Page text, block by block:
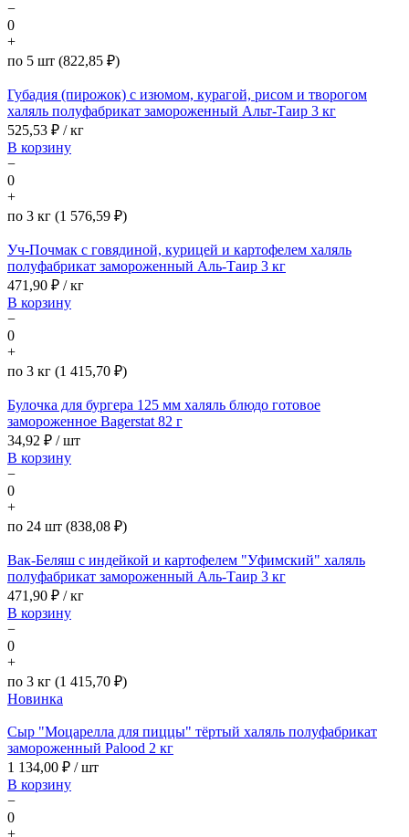
−
0
+
по 5 шт (822,85 ₽)
Губадия (пирожок) с изюмом, курагой, рисом и творогом
халяль полуфабрикат замороженный Альт-Таир 3 кг
525,53 ₽ / кг
В корзину
−
0
+
по 3 кг (1 576,59 ₽)
Уч-Почмак с говядиной, курицей и картофелем халяль
полуфабрикат замороженный Аль-Таир 3 кг
471,90 ₽ / кг
В корзину
−
0
+
по 3 кг (1 415,70 ₽)
Булочка для бургера 125 мм халяль блюдо готовое
замороженное Bagerstat 82 г
34,92 ₽ / шт
В корзину
−
0
+
по 24 шт (838,08 ₽)
Вак-Беляш с индейкой и картофелем "Уфимский" халяль
полуфабрикат замороженный Аль-Таир 3 кг
471,90 ₽ / кг
В корзину
−
0
+
по 3 кг (1 415,70 ₽)
Новинка
Сыр "Моцарелла для пиццы" тёртый халяль полуфабрикат
замороженный Palood 2 кг
1 134,00 ₽ / шт
В корзину
−
0
+